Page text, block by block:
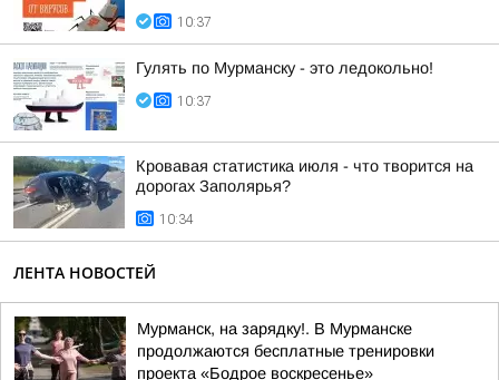
10:37
Гулять по Мурманску - это ледокольно!
10:37
Кровавая статистика июля - что творится на
дорогах Заполярья?
10:34
ЛЕНТА НОВОСТЕЙ
Мурманск, на зарядку!. В Мурманске
продолжаются бесплатные тренировки
проекта «Бодрое воскресенье»